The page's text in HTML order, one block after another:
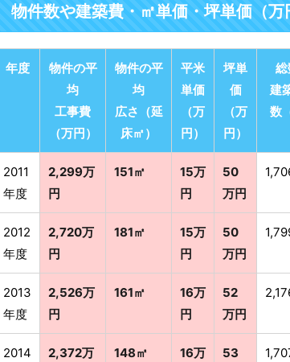
物件数や建築費・㎡単価・坪単価（
年度
物件の平
均
工事費
（万円）
物件の平
均
広さ（延
床㎡）
平米
単価
（万
円）
坪単
価
（万
円）
総
建
数
2011
年度
2,299万
円
151㎡
15万
円
50
万円
2012
年度
2,720万
円
181㎡
15万
円
50
万円
2013
年度
2,526万
円
161㎡
16万
円
52
万円
2014
2,372万
148㎡
16万
53